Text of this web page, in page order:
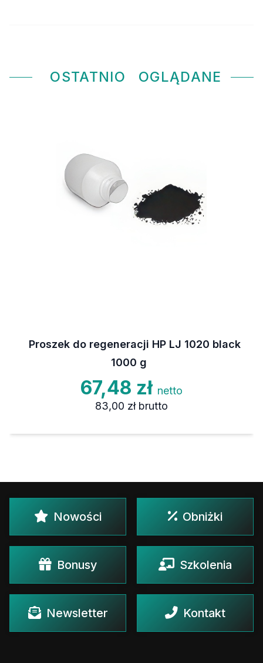
OSTATNIO OGLĄDANE
Proszek do regeneracji HP LJ 1020 black
1000 g
67,48 zł netto
83,00 zł brutto
Nowości Obniżki
Bonusy Szkolenia
Newsletter Kontakt